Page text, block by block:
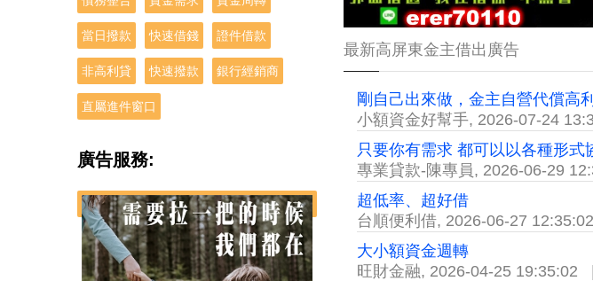
最新高屏東金主借出廣告
剛自己出來做，金主自營代償高
小額資金好幫手, 2026-07-24
只要你有需求 都可以以各種形式
專業貸款-陳專員, 2026-06-29
超低率、超好借
台順便利借, 2026-06-27 12:35:02
大小額資金週轉
旺財金融, 2026-04-25 19:35:02 |
當日撥款 快速借錢 證件借款
非高利貸 快速撥款 銀行經銷商
直屬進件窗口
廣告服務: